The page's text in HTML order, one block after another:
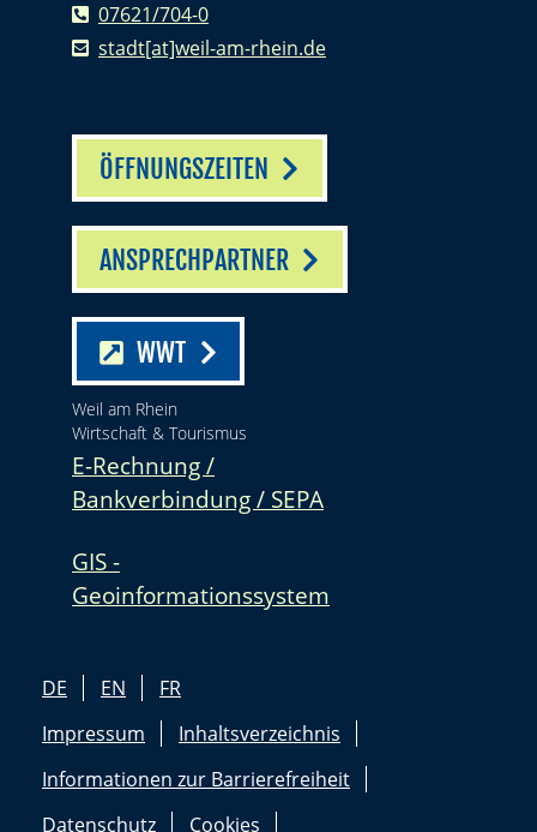
07621/704-0
stadt[at]weil-am-rhein.de
ÖFFNUNGSZEITEN
ANSPRECHPARTNER
WWT
Weil am Rhein
Wirtschaft & Tourismus
E-Rechnung /
Bankverbindung / SEPA
GIS -
Geoinformationssystem
DE EN
FR
Impressum
Inhaltsverzeichnis
Informationen zur Barrierefreiheit
Datenschutz
Cookies